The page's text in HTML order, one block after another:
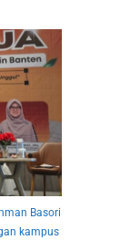
Basori
kampus